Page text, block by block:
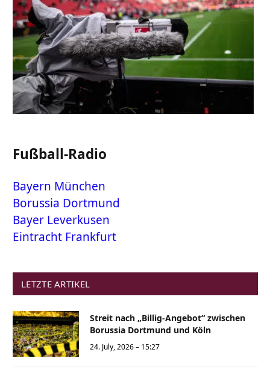
Fußball-Radio
Bayern München
Borussia Dortmund
Bayer Leverkusen
Eintracht Frankfurt
LETZTE ARTIKEL
Streit nach „Billig-Angebot“ zwischen
Borussia Dortmund und Köln
24. July, 2026 – 15:27